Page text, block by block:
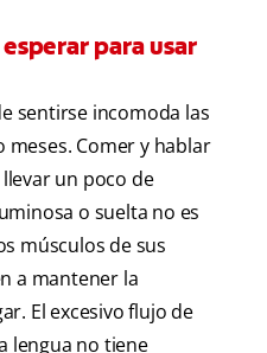
para usar
sentirse incomoda las
Comer y hablar
un poco de
o suelta no es
músculos de sus
a mantener la
El excesivo flujo de
lengua no tiene